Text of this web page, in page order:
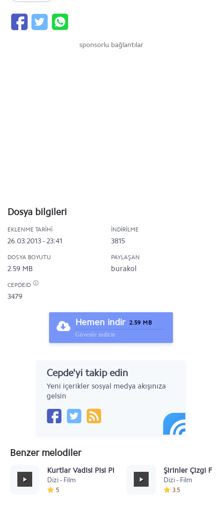
sponsorlu bağlantılar
Dosya bilgileri
EKLENME TARIHI
26.03.2013 - 23:41
İNDIRILME
3815
DOSYA BOYUTU
2.59 MB
PAYLAŞAN
burakol
CEPDEID
3479
Hemen indir 2.59 MB
Güvenle indirin
Cepde'yi takip edin
Yeni içerikler sosyal medya akışınıza
gelsin
Benzer melodiler
Kurtlar Vadisi Pisi Pisi Be
Dizi - Film
5
Şirinler Çizgi
Dizi - Film
3.5